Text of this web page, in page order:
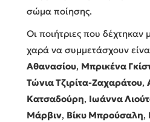
σώμα ποίησης.
Οι ποιήτριες που δέχτηκαν
χαρά να συμμετάσχουν
Αθανασίου, Μπρικένα
Τώνια Τζιρίτα-Ζαχαράτου,
Κατσαδούρη, Ιωάννα
Μάρβιν, Βίκυ Μπρούσαλη,